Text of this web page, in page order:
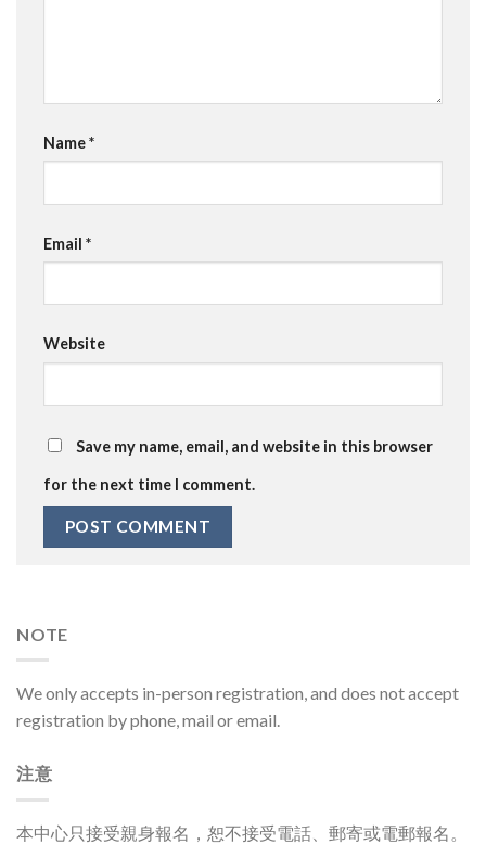
Name*
Email *
Website
Save my name, email, and website in this browser
for the next time I comment.
NOTE
We only accepts in-person registration, and does not accept
registration by phone, mail or email.
注意
本中心只接受親身報名，恕不接受電話、郵寄或電郵報名。